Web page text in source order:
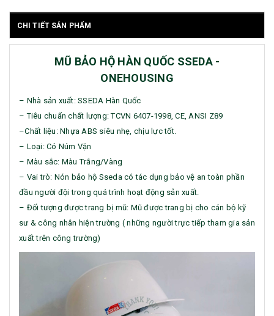
CHI TIẾT SẢN PHẨM
MŨ BẢO HỘ HÀN QUỐC SSEDA -
ONEHOUSING
– Nhà sản xuất: SSEDA Hàn Quốc
– Tiêu chuẩn chất lượng: TCVN 6407-1998, CE, ANSI Z89
–Chất liệu: Nhựa ABS siêu nhẹ, chịu lực tốt.
– Loại: Có Núm Vặn
– Màu sắc: Màu Trắng/Vàng
– Vai trò: Nón bảo hộ Sseda có tác dụng bảo vệ an toàn phần
đầu người đội trong quá trình hoạt động sản xuất.
– Đối tượng được trang bị mũ: Mũ được trang bị cho cán bộ kỹ
sư & công nhân hiện trường ( những người trực tiếp tham gia sản
xuất trên công trường)